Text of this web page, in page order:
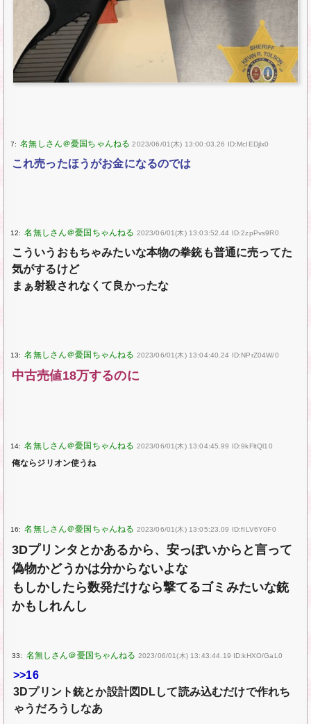
7: 2023/06/01(木) 13:00:03.26 ID:McIEDjlx0
これ売ったほうがお金になるのでは
12: 2023/06/01(木) 13:03:52.44 ID:2zpPvs9R0
こういうおもちゃみたいな本物の拳銃も普通に売ってた
気がするけど
まぁ射殺されなくて良かったな
13: 2023/06/01(木) 13:04:40.24 ID:NPrZ04W/0
中古売値18万するのに
14: 2023/06/01(木) 13:04:45.99 ID:9kFltQl10
俺ならジリオン使うね
16: 2023/06/01(木) 13:05:23.09 ID:fILV6Y0F0
3Dプリンタとかあるから、安っぽいからと言って
偽物かどうかは分からないよな
もしかしたら数発だけなら撃てるゴミみたいな銃
かもしれんし
33: 2023/06/01(木) 13:43:44.19 ID:kHXO/GaL0
>>16
3Dプリント銃とか設計図DLして読み込むだけで作れち
ゃうだろうしなあ